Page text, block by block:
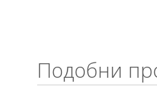
Подобни